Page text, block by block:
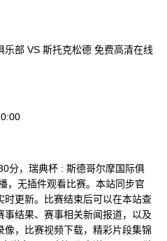
乐部 VS 斯托克松德 免费高清在线
分，瑞典杯 : 斯德哥尔摩国际俱
，无插件观看比赛。本站同步官
时更新。比赛结束后可以在本站查
结果、赛事相关新闻报道，以及
，比赛视频下载，精彩片段集锦